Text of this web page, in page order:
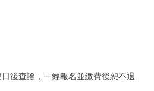
後查證，一經報名並繳費後恕不退